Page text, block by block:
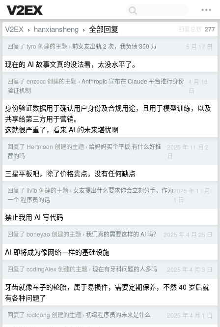
V2EX › hanxiansheng › 全部回复 回复总数 277
回复了 tyro 创建的主题 › 前女友出轨 2 次，我负债 350 万 5 月 17 日
现在的 AI 故事文真的没法看，太没水平了。
回复了 enzocc 创建的主题 › Anthropic 宣布在 Claude 平台推行身份
验证机制
4 月 16
日
身份验证数据用于确认用户身份及合规用途，且用于模型训练，以及
共享给第三方用于营销。
这就很严重了，看来 AI 的未来堪忧啊
回复了 Hertmoon 创建的主题 › 给妈妈买个平板,有什么好推
荐的吗
2025 年 11 月 2
日
三星平板吧，除了价格贵点，没有任何缺点
回复了 livib 创建的主题 › 女友提出什么要求你会立刻分手，作为
一个 程序员的话
2025 年 11 月
1 日
禁止我用 AI 写代码
回复了 boneyao 创建的主题 › 我们真的需要这样的 AI 吗？ 2025 年 4 月 25 日
AI 即将成为像网络一样的基础设施
回复了 codingAlex 创建的主题 › 现在有牙科问题的人多吗 2025 年 4 月 3 日
牙齿就像车子的轮胎，属于易损件，需要定期保养，不然 40 岁后就
有各种问题了
回复了 rocloong 创建的主题 › 初级程序员的未来是什么 2025 年 4 月 1 日